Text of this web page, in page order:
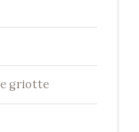
griotte